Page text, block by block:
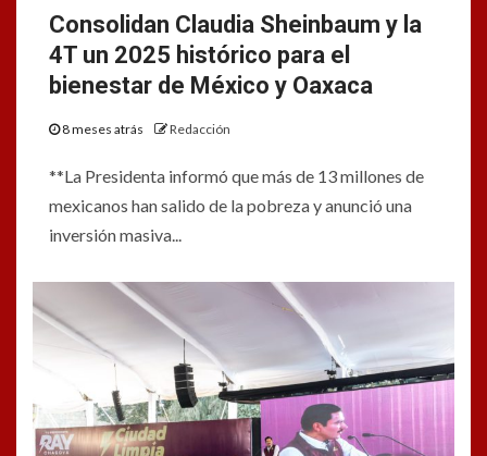
Consolidan Claudia Sheinbaum y la
4T un 2025 histórico para el
bienestar de México y Oaxaca
8 meses atrás Redacción
**La Presidenta informó que más de 13 millones de
mexicanos han salido de la pobreza y anunció una
inversión masiva...